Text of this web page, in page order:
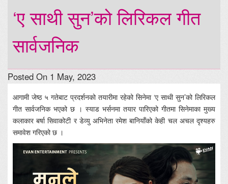
‘ए साथी सुन’को लिरिकल गीत
सार्वजनिक
Posted On 1 May, 2023
आगामी जेष्ठ ५ गतेबाट प्रदर्शनको तयारीमा रहेको सिनेमा ‘ए साथी सुन’को लिरिकल
गीत सार्वजनिक भएको छ । स्याड भर्सनमा तयार पारिएको गीतमा सिनेमाका मुख्य
कलाकार बर्षा सिवाकोटी र डेव्यु अभिनेता रमेश बानियाँको केही चल अचल दृश्यहरु
समावेश गरिएको छ ।